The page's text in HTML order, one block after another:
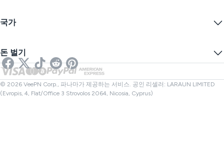
블로그
쿠키 기본 설정
익명 IP
스트리밍을 위한 VPN
넷플릭스 VPN
IP 숨기기
온라인 SMS
링크 검사기
파일 검사기
국가
영국 VPN
캐나다 VPN
터키 VPN
돈 벌기
제휴사
© 2026 VeePN Corp., 파나마가 제공하는 서비스. 공인 리셀러: LARAUN LIMITED
(Evropis, 4, Flat/Office 3 Strovolos 2064, Nicosia, Cyprus)